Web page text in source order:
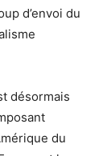
d’envoi du
désormais
du